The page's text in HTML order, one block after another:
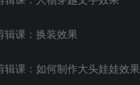
辑课：换装效果
辑课：如何制作大头娃娃效果